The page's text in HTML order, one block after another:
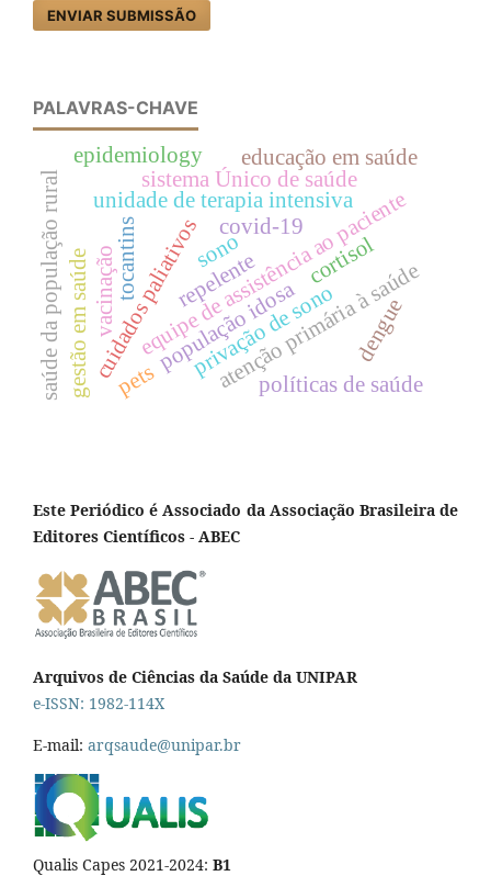
ENVIAR SUBMISSÃO
PALAVRAS-CHAVE
equipe de assistência ao paciente
unidade de terapia intensiva
cuidados paliativosatenção primária à saúde
sistema Único de saúde
políticas de saúde
gestão em saúdevacinação
covid-19
população idosa
saúde da população rural sono
privação de sono
repelente
educação em saúde
dengue
tocantins cortisol
pets
epidemiology
Este Periódico é Associado da Associação Brasileira de
Editores Científicos - ABEC
Arquivos de Ciências da Saúde da UNIPAR
e-ISSN: 1982-114X
E-mail: arqsaude@unipar.br
Qualis Capes 2021-2024: B1